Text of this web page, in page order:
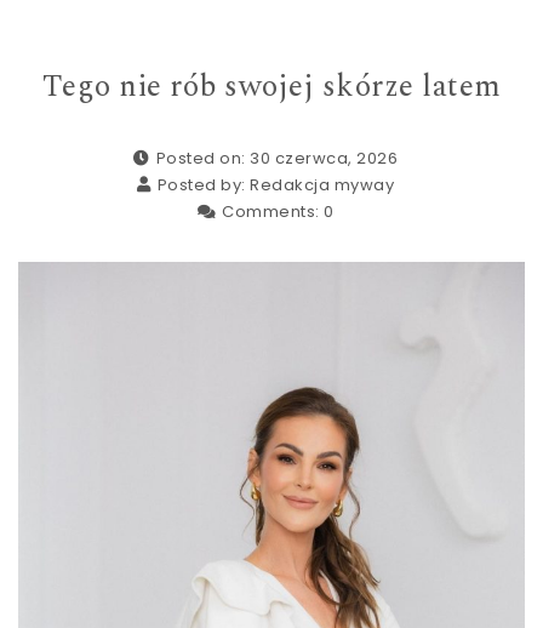
Tego nie rób swojej skórze latem
Posted on: 30 czerwca, 2026
Posted by: Redakcja myway
Comments: 0